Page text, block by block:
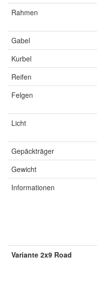
Rahmen
Gabel
Kurbel
Reifen
Felgen
Licht
Gepäckträger
Gewicht
Informationen
Variante 2x9 Road